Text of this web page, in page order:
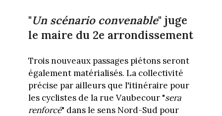
"Un scénario convenable" juge
le maire du 2e arrondissement
Trois nouveaux passages piétons seront
également matérialisés. La collectivité
précise par ailleurs que l'itinéraire pour
les cyclistes de la rue Vaubecour "sera
renforcé" dans le sens Nord-Sud pour